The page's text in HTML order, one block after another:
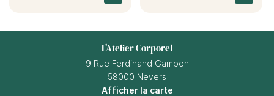
L'Atelier Corporel
9 Rue Ferdinand Gambon
58000 Nevers
Afficher la carte